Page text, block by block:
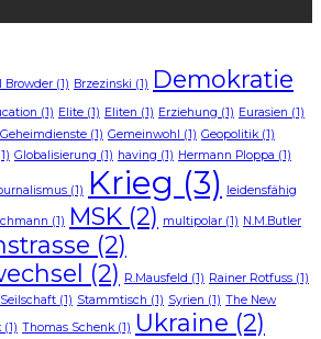
Browder (1) Brzezinski (1) Demokratie
(1) Elite (1) Eliten (1) Erziehung (1) Eurasien (1)
Geheimdienste (1) Gemeinwohl (1) Geopolitik(1)
Globalisierung (1) having (1) Hermann Ploppa (1)
(1) Krieg (3) leidensfähig
(1) MSK (2) multipolar (1) N.M.Butler
(2)
(2) R.Mausfeld (1) Rainer Rotfuss (1)
Seilschaft (1) Stammtisch (1) Syrien (1) The New
(1) Thomas Schenk(1) Ukraine (2)